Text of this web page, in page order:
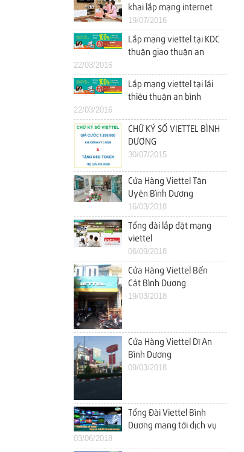
khai lắp mạng internet
wifi tại kdc việt sing
(VSIP 1) thuận an bình
dương
19/07/2016
Lắp mạng viettel tại KDC
thuận giao thuận an
22/03/2016
Lắp mạng viettel tại lái
thiêu thuận an bình
22/03/2016
CHỮ KÝ SỐ VIETTEL BÌNH
DƯƠNG
30/07/2015
Cửa Hàng Viettel Tân
Uyên Bình Dương
16/03/2018
Tổng đài lắp đặt mạng
viettel
06/09/2018
Cửa Hàng Viettel Bến
Cát Bình Dương
19/03/2018
Cửa Hàng Viettel Dĩ An
Bình Dương
09/03/2018
Tổng Đài Viettel Bình
Dương mang tới dịch vụ
03/06/2018